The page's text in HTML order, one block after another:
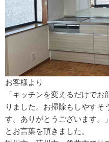
お客様より
「キッチンを変えるだけで
りました。お掃除もしやすそ
す。ありがとうございます。」
とお言葉を頂きました。